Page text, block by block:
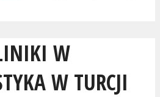
W
W TURCJI